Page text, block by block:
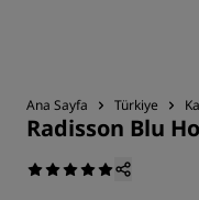
Ana Sayfa Türkiye
Radisson Blu